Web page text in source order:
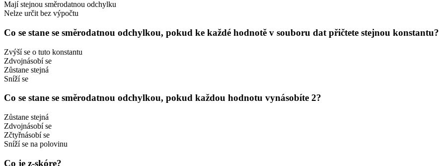
Mají stejnou směrodatnou odchylku
Nelze určit bez výpočtu
Co se stane se směrodatnou odchylkou, pokud ke každé hodnotě v souboru dat přičtete stejnou konstantu?
Zvýší se o tuto konstantu
Zdvojnásobí se
Zůstane stejná
Sníží se
Co se stane se směrodatnou odchylkou, pokud každou hodnotu vynásobíte 2?
Zůstane stejná
Zdvojnásobí se
Zčtyřnásobí se
Sníží se na polovinu
Co je z-skóre?